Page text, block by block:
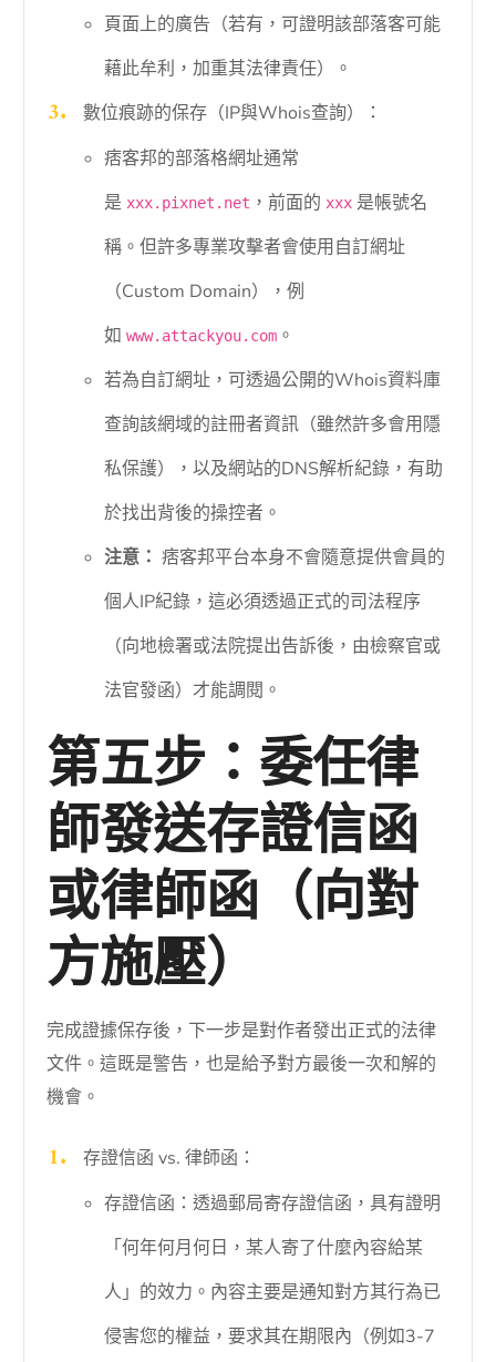
頁面上的廣告（若有，可證明該部落客可能
藉此牟利，加重其法律責任）。
數位痕跡的保存（IP與Whois查詢）：
痞客邦的部落格網址通常
是 xxx.pixnet.net ，前面的 xxx是帳號名
稱。但許多專業攻擊者會使用自訂網址
（Custom Domain），例
如 www.attackyou.com。
若為自訂網址，可透過公開的Whois資料庫
查詢該網域的註冊者資訊（雖然許多會用隱
私保護），以及網站的DNS解析紀錄，有助
於找出背後的操控者。
注意： 痞客邦平台本身不會隨意提供會員的
個人IP紀錄，這必須透過正式的司法程序
（向地檢署或法院提出告訴後，由檢察官或
法官發函）才能調閱。
第五步：委任律
師發送存證信函
或律師函（向對
方施壓）
完成證據保存後，下一步是對作者發出正式的法律
文件。這既是警告，也是給予對方最後一次和解的
機會。
存證信函 vs. 律師函：
存證信函：透過郵局寄存證信函，具有證明
「何年何月何日，某人寄了什麼內容給某
人」的效力。內容主要是通知對方其行為已
侵害您的權益，要求其在期限內（例如3-7